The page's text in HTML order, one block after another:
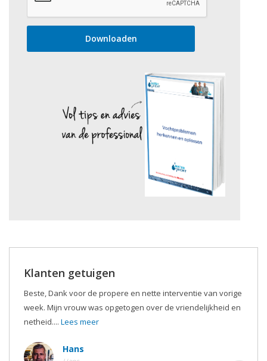
Klanten getuigen
Beste, Dank voor de propere en nette interventie van vorige
week. Mijn vrouw was opgetogen over de vriendelijkheid en
netheid.... Lees meer
Hans